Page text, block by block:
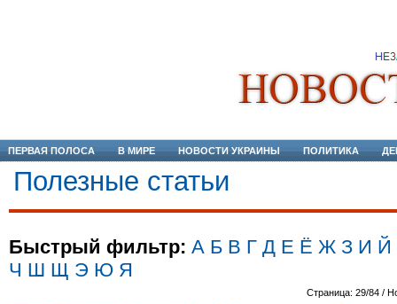
ПЕРВАЯ ПОЛОСА В МИРЕ НОВОСТИ УКРАИНЫ ПОЛИТИКА
Полезные статьи
Быстрый фильтр: А Б В Г Д Е Ё Ж З И Й
Ч Ш Щ Э Ю Я
Страница: 29/84 /